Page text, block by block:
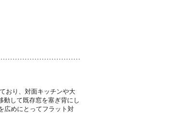
おり、対面キッチンや大
動して既存窓を塞ぎ背にし
広めにとってフラット対